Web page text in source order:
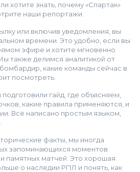
хотите знать, почему «Спартак»
наши репортажи.
или включив уведомления, вы
времени. Это удобно, если вы
эфире и хотите мгновенно
также делимся аналитикой от
какие команды сейчас в
посмотреть.
гайд, где объясняем,
какие правила применяются, и
Всё написано простым языком,
факты, мы иногда
запоминающихся моментов
памятных матчей. Это хорошая
о наследии РПЛ и понять, как